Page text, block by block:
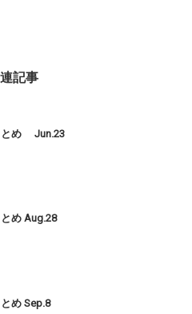
記事
とめ Jun.23
め Aug.28
め Sep.8